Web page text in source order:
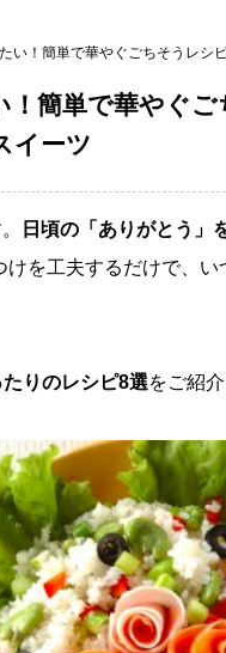
い！簡単で華やぐごちそうレシ
！簡単で華やぐ
イーツ
日頃の「ありがとう」
けを工夫するだけで、
りのレシピ8選をご紹介